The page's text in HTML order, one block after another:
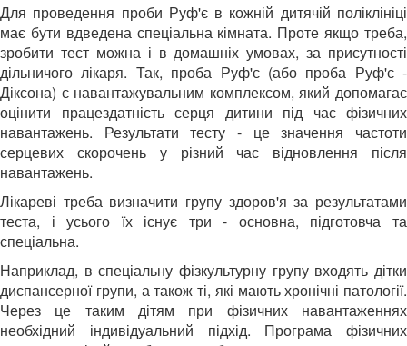
Для проведення проби Руф'є в кожній дитячій поліклініці
має бути вдведена спеціальна кімната. Проте якщо треба,
зробити тест можна і в домашніх умовах, за присутності
дільничого лікаря. Так, проба Руф'є (або проба Руф'є -
Діксона) є навантажувальним комплексом, який допомагає
оцінити працездатність серця дитини під час фізичних
навантажень. Результати тесту - це значення частоти
серцевих скорочень у різний час відновлення після
навантажень.
Лікареві треба визначити групу здоров'я за результатами
теста, і усього їх існує три - основна, підготовча та
спеціальна.
Наприклад, в спеціальну фізкультурну групу входять дітки
диспансерної групи, а також ті, які мають хронічні патології.
Через це таким дітям при фізичних навантаженнях
необхідний індивідуальний підхід. Програма фізичних